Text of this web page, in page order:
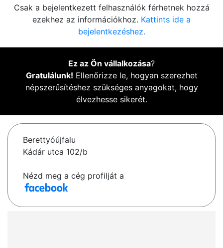
Csak a bejelentkezett felhasználók férhetnek hozzá
ezekhez az információkhoz. Kattints ide a
bejelentkezéshez.
Ez az Ön vállalkozása?
Gratulálunk! Ellenőrizze le, hogyan szerezhet
népszerűsítéshez szükséges anyagokat, hogy
élvezhesse sikerét.
Berettyóújfalu
Kádár utca 102/b
Nézd meg a cég profilját a